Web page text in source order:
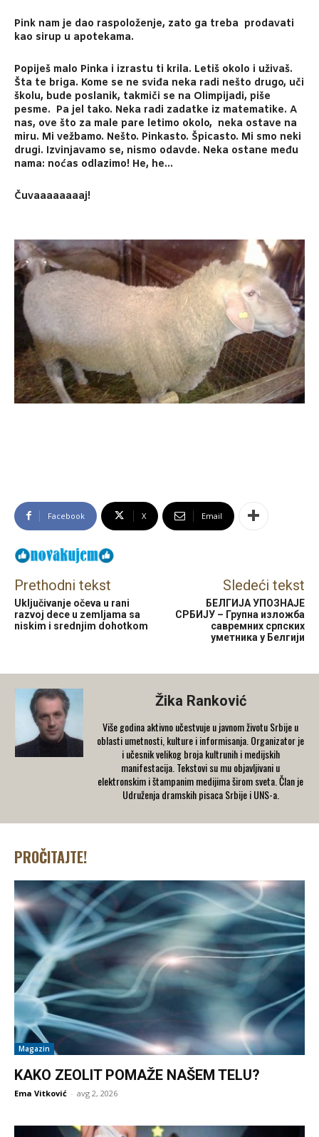
Pink nam je dao raspoloženje, zato ga treba prodavati
kao sirup u apotekama.
Popiješ malo Pinka i izrastu ti krila. Letiš okolo i uživaš.
Šta te briga. Kome se ne sviđa neka radi nešto drugo, uči
školu, bude poslanik, takmiči se na Olimpijadi, piše
pesme. Pa jel tako. Neka radi zadatke iz matematike. A
nas, ove što za male pare letimo okolo, neka ostave na
miru. Mi vežbamo. Nešto. Pinkasto. Špicasto. Mi smo neki
drugi. Izvinjavamo se, nismo odavde. Neka ostane među
nama: noćas odlazimo! He, he…
Čuvaaaaaaaaj!
Facebook X Email
Prethodni tekst
Uključivanje očeva u rani
razvoj dece u zemljama sa
niskim i srednjim dohotkom
Sledeći tekst
БЕЛГИЈА УПОЗНАЈЕ
СРБИЈУ – Групна изложба
савремних српских
уметника у Белгији
Žika Ranković
Više godina aktivno učestvuje u javnom životu Srbije u
oblasti umetnosti, kulture i informisanja. Organizator je
i učesnik velikog broja kultrunih i medijskih
manifestacija. Tekstovi su mu objavljivani u
elektronskim i štampanim medijima širom sveta. Član je
Udruženja dramskih pisaca Srbije i UNS-a.
PROČITAJTE!
Magazin
KAKO ZEOLIT POMAŽE NAŠEM TELU?
Ema Vitković - avg 2, 2026